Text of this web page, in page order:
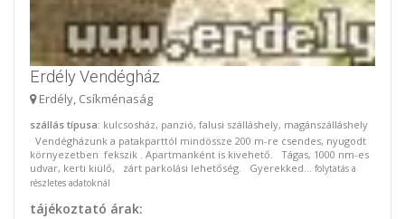
Erdély Vendégház
Erdély, Csíkménaság
szállás típusa: kulcsosház, panzió, falusi szálláshely, magánszálláshely
Vendégházunk a patakparttól mindössze 200 m-re csendes, nyugodt
környezetben fekszik . Apartmanként is kivehető. Tágas, 1000 nm-es
udvar, kerti kiülő, zárt parkolási lehetőség. Gyerekked... folytatás a
részletes adatoknál
tájékoztató árak: